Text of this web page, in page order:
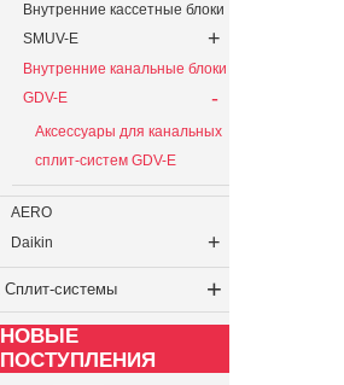
Внутренние кассетные блоки
SMUV-E
+
Внутренние канальные блоки
GDV-E
-
Аксессуары для канальных
сплит-систем GDV-E
AERO
Daikin
+
Сплит-системы +
НОВЫЕ
ПОСТУПЛЕНИЯ